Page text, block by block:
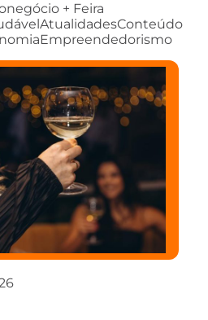
+ Feira
AtualidadesConteúdo
Empreendedorismo